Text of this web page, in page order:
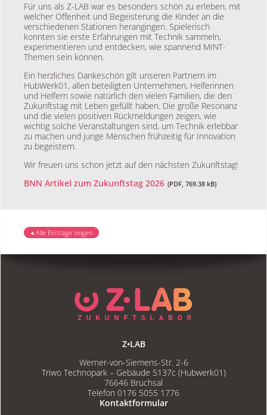
Für uns als Z-LAB war es besonders schön zu erleben, mit
welcher Offenheit und Begeisterung die Kinder an die
verschiedenen Stationen herangingen. Spielerisch
konnten sie erste Erfahrungen mit Technik sammeln,
experimentieren und entdecken, wie spannend MINT-
Themen sein können.
Ein herzliches Dankeschön gilt unseren Partnern im
HubWerk01, allen beteiligten Unternehmen, Helferinnen
und Helfern sowie natürlich den vielen Familien, die den
Zukunftstag mit Leben gefüllt haben. Die große Resonanz
und die vielen positiven Rückmeldungen zeigen, wie
wichtig solche Veranstaltungen sind, um Technik erlebbar
zu machen und junge Menschen frühzeitig für Innovation
zu begeistern.
Wir freuen uns schon jetzt auf den nächsten Zukunftstag!
BNN Artikel zum Zukunftstag 2026 (PDF, 769.38 kB)
◂ Alle Einträge zeigen
Z•LAB
Werner-von-Siemens-Str. 2-6
Triwo Technopark – Gebäude 5137c (Hubwerk01)
76646 Bruchsal
Telefon 0176 5055 1776
Kontaktformular